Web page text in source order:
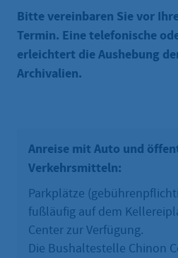
Bitte vereinbaren Sie vor
Termin. Eine telefonische
erleichtert die Aushebung
Archivalien.
Anreise mit Auto und
Verkehrsmitteln:
Parkplätze
fußläufig auf dem
Center zur Verfügung.
Die Bushaltestelle Chinon